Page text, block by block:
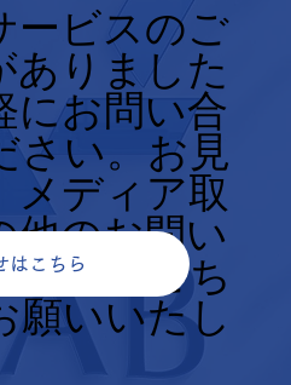
ービスのご
ありました
にお問い合
さい。お見
メディア取
他のお問い
いてもこち
願いいたし
はこちら